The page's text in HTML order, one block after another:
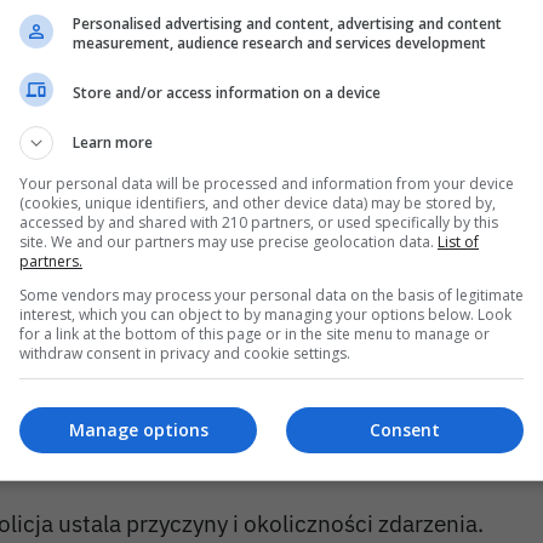
miejsce wezwano między innymi śmigłowiec
Ale jak się okazało, nie był on konieczny.
przewieziono karetką do szpitala.
ustala przyczyny i okoliczności zdarzenia.
Personalised advertising and content, advertising and content
measurement, audience research and services development
Store and/or access information on a device
Learn more
Your personal data will be processed and information from your device
(cookies, unique identifiers, and other device data) may be stored by,
accessed by and shared with 210 partners, or used specifically by this
site. We and our partners may use precise geolocation data. List of
partners.
Some vendors may process your personal data on the basis of legitimate
interest, which you can object to by managing your options below. Look
for a link at the bottom of this page or in the site menu to manage or
withdraw consent in privacy and cookie settings.
Consent
Manage options